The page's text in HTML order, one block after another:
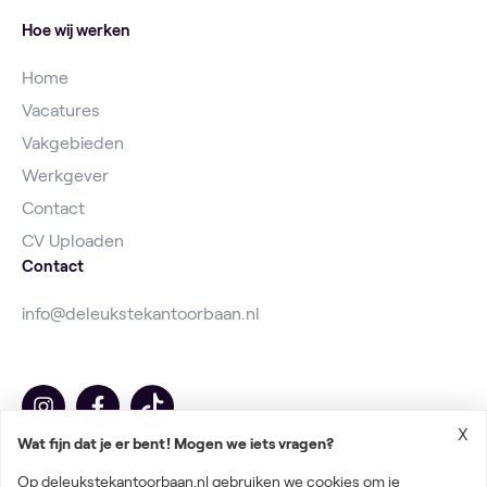
Hoe wij werken
Home
Vacatures
Vakgebieden
Werkgever
Contact
CV Uploaden
Contact
info@deleukstekantoorbaan.nl
Wat fijn dat je er bent! Mogen we iets vragen?
Op deleukstekantoorbaan.nl gebruiken we cookies om je
X